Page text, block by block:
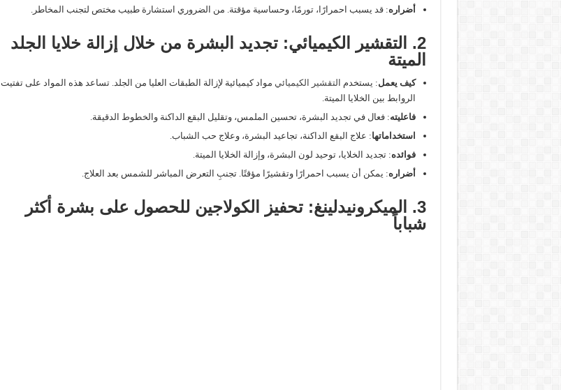
أضراره: قد يسبب احمرارًا، تورمًا، وحساسية مؤقتة. من الضروري استشارة طبيب مختص لتجنب المخاطر.
2. التقشير الكيميائي: تجديد البشرة من خلال إزالة خلايا الجلد
الميتة
كيف يعمل: يستخدم التقشير الكيميائي مواد كيميائية لإزالة الطبقات العليا من الجلد. تساعد هذه المواد على تفتيت
الروابط بين الخلايا الميتة.
فاعليته: فعال في تجديد البشرة، تحسين الملمس، وتقليل البقع الداكنة والخطوط الدقيقة.
استخداماتها: علاج البقع الداكنة، تجاعيد البشرة، وعلاج حب الشباب.
فوائده: تجديد الخلايا، توحيد لون البشرة، وإزالة الخلايا الميتة.
أضراره: يمكن أن يسبب احمرارًا وتقشيرًا مؤقتًا. تجنبِ التعرض المباشر للشمس بعد العلاج.
3. الميكرونيدلينغ: تحفيز الكولاجين للحصول على بشرة أكثر
شباباً